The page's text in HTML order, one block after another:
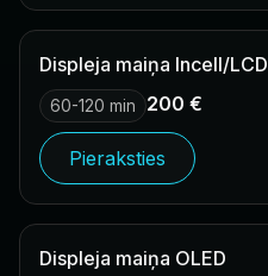
Displeja maiņa Incell/LCD
60-120 min 200 €
Pieraksties
Displeja maiņa OLED